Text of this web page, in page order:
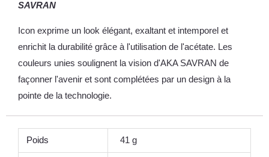
SAVRAN
Icon exprime un look élégant, exaltant et intemporel et
enrichit la durabilité grâce à l'utilisation de l'acétate. Les
couleurs unies soulignent la vision d'AKA SAVRAN de
façonner l'avenir et sont complétées par un design à la
pointe de la technologie.
Poids 41 g